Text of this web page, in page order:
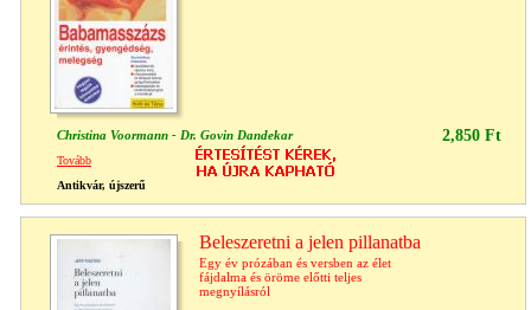
Christina Voormann - Dr. Govin Dandekar 2,850 Ft
Tovább
Antikvár, újszerű
Beleszeretni a jelen pillanatba
Egy év prózában és versben az élet
fájdalma és öröme előtti teljes
megnyílásról